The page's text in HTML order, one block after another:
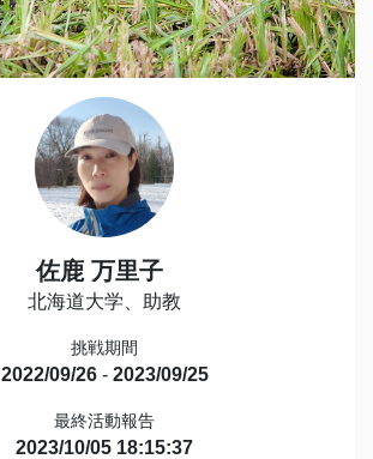
佐鹿 万里子
北海道大学、助教
挑戦期間
2022/09/26- 2023/09/25
最終活動報告
2023/10/05 18:15:37